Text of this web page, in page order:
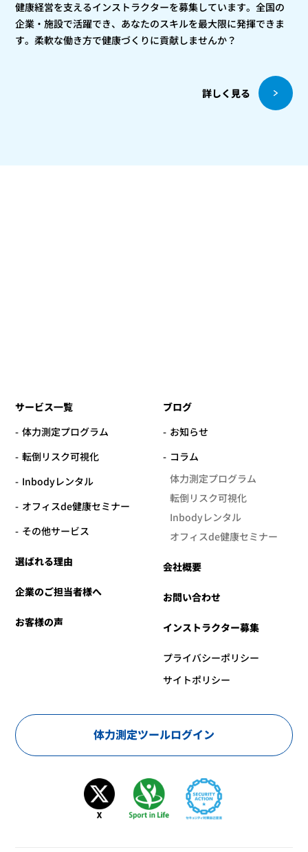
健康経営を支えるインストラクターを募集しています。全国の
企業・施設で活躍でき、あなたのスキルを最大限に発揮できま
す。柔軟な働き方で健康づくりに貢献しませんか？
詳しく見る
サービス一覧
体力測定プログラム
転倒リスク可視化
Inbodyレンタル
オフィスde健康セミナー
その他サービス
選ばれる理由
企業のご担当者様へ
お客様の声
ブログ
お知らせ
コラム
体力測定プログラム
転倒リスク可視化
Inbodyレンタル
オフィスde健康セミナー
会社概要
お問い合わせ
インストラクター募集
プライバシーポリシー
サイトポリシー
体力測定ツールログイン